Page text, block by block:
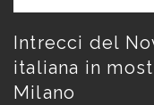
Intrecci del
italiana in
Milano